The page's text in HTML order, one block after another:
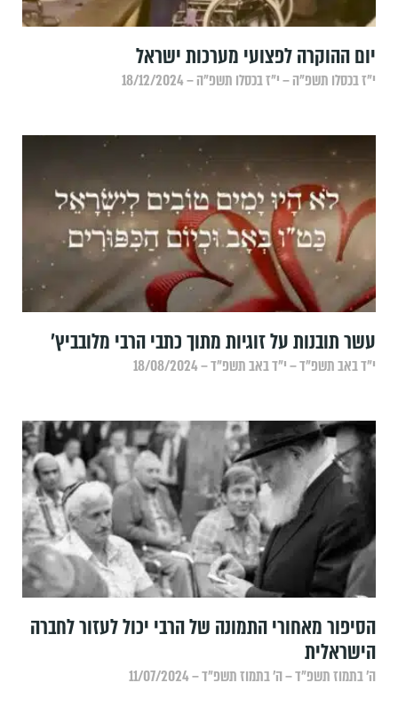
יום ההוקרה לפצועי מערכות ישראל
י״ז בכסלו תשפ״ה – י״ז בכסלו תשפ״ה – 18/12/2024
עשר תובנות על זוגיות מתוך כתבי הרבי מלובביץ'
י״ד באב תשפ״ד – י״ד באב תשפ״ד – 18/08/2024
הסיפור מאחורי התמונה של הרבי יכול לעזור לחברה
הישראלית
ה׳ בתמוז תשפ״ד – ה׳ בתמוז תשפ״ד – 11/07/2024